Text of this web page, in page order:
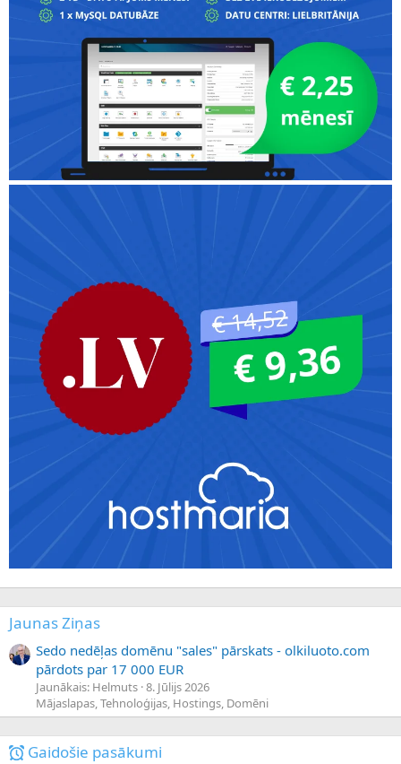
Jaunas Ziņas
Sedo nedēļas domēnu "sales" pārskats - olkiluoto.com
pārdots par 17 000 EUR
Jaunākais: Helmuts 8. Jūlijs 2026
Mājaslapas, Tehnoloģijas, Hostings, Domēni
Gaidošie pasākumi